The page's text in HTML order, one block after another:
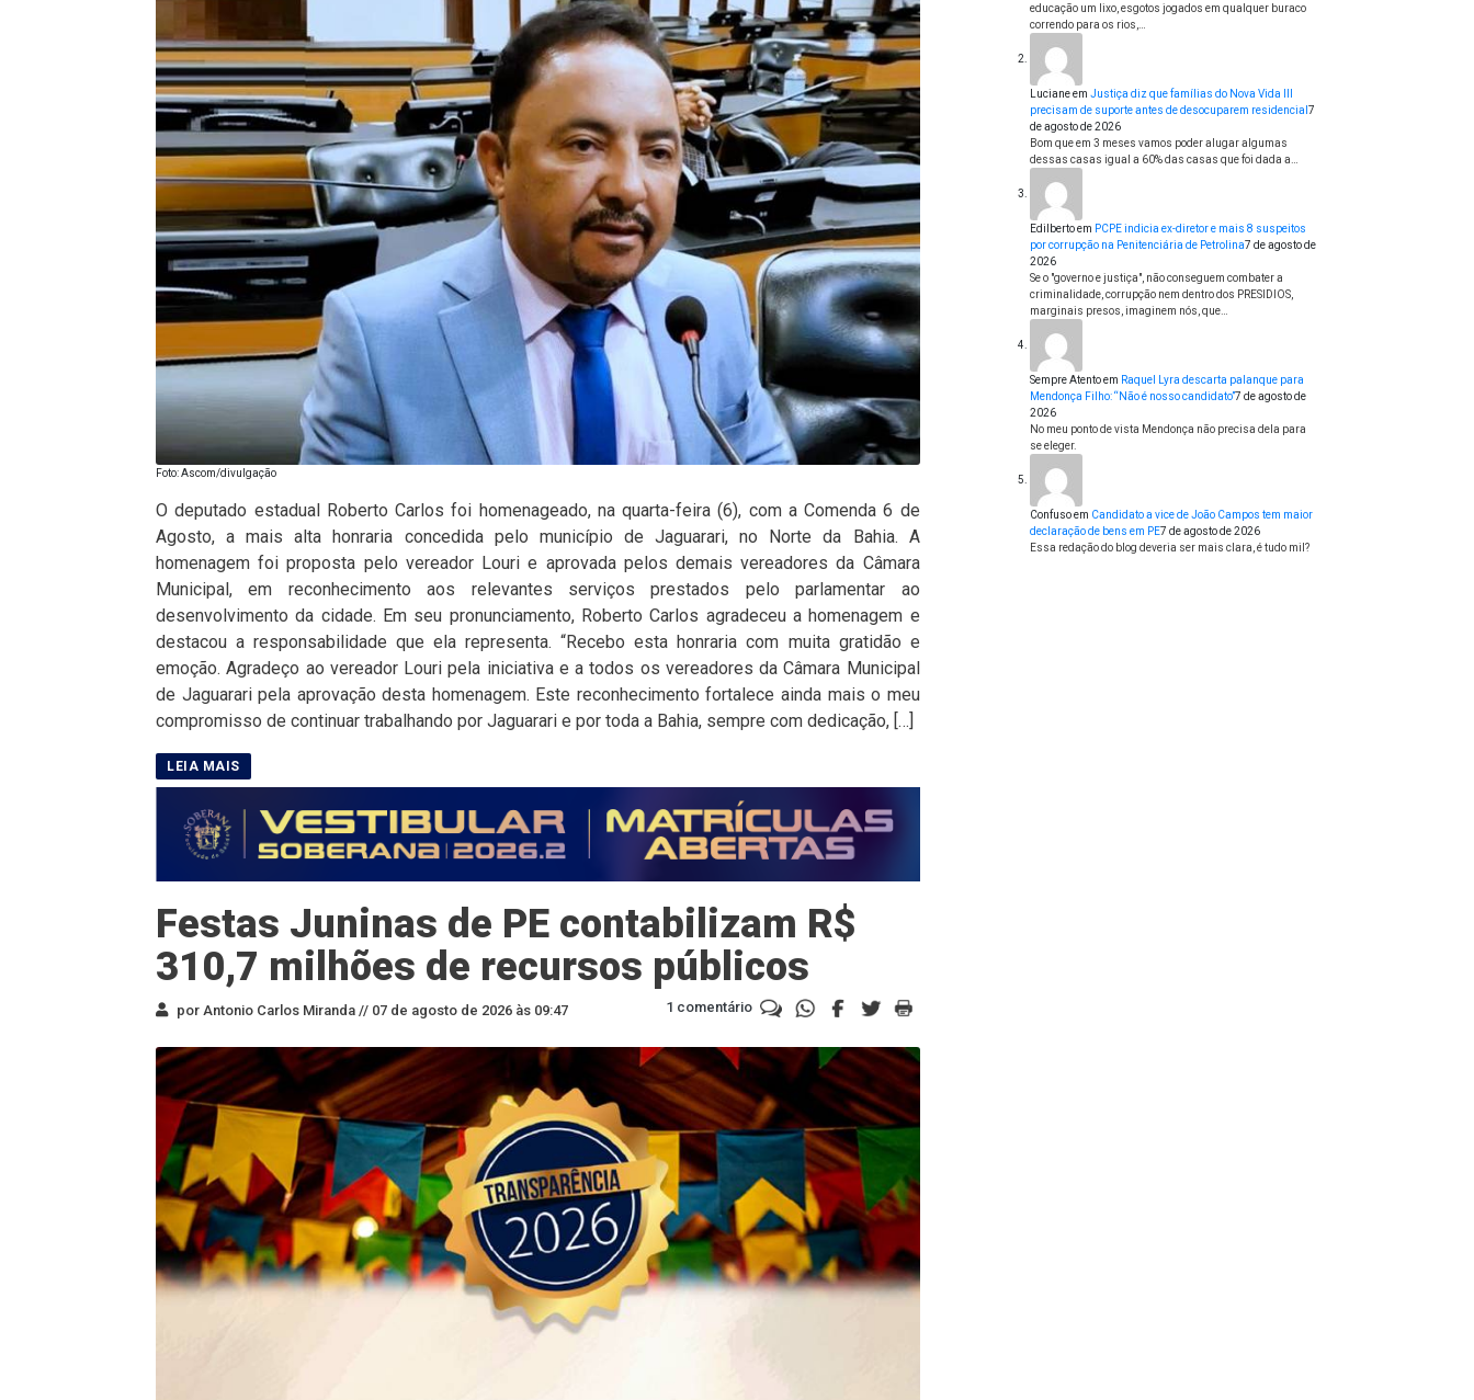
Foto: Ascom/divulgação
O deputado estadual Roberto Carlos foi homenageado, na quarta-feira (6), com a Comenda 6 de
Agosto, a mais alta honraria concedida pelo município de Jaguarari, no Norte da Bahia. A
homenagem foi proposta pelo vereador Louri e aprovada pelos demais vereadores da Câmara
Municipal, em reconhecimento aos relevantes serviços prestados pelo parlamentar ao
desenvolvimento da cidade. Em seu pronunciamento, Roberto Carlos agradeceu a homenagem e
destacou a responsabilidade que ela representa. “Recebo esta honraria com muita gratidão e
emoção. Agradeço ao vereador Louri pela iniciativa e a todos os vereadores da Câmara Municipal
de Jaguarari pela aprovação desta homenagem. Este reconhecimento fortalece ainda mais o meu
compromisso de continuar trabalhando por Jaguarari e por toda a Bahia, sempre com dedicação, […]
Festas Juninas de PE contabilizam R$
310,7 milhões de recursos públicos
por Antonio Carlos Miranda // 07 de agosto de 2026 às 09:47 1 comentário
educação um lixo, esgotos jogados em qualquer buraco
correndo para os rios,…
Lucianeem Justiça diz que famílias do Nova Vida III
precisam de suporte antes de desocuparem residencial 7
de agosto de 2026
Bom que em 3 meses vamos poder alugar algumas
dessas casas igual a 60% das casas que foi dada a…
Edilbertoem PCPE indicia ex-diretor e mais 8 suspeitos
por corrupção na Penitenciária de Petrolina7 de agosto de
2026
Se o "governo e justiça", não conseguem combater a
criminalidade, corrupção nem dentro dos PRESIDIOS,
marginais presos, imaginem nós, que…
Sempre Atentoem Raquel Lyra descarta palanque para
Mendonça Filho: “Não é nosso candidato”7 de agosto de
2026
No meu ponto de vista Mendonça não precisa dela para
se eleger.
Confusoem Candidato a vice de João Campos tem maior
declaração de bens em PE7 de agosto de 2026
Essa redação do blog deveria ser mais clara, é tudo mil?